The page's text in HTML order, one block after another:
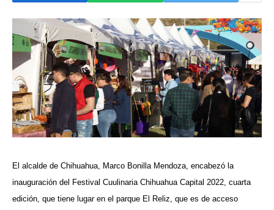
El alcalde de Chihuahua, Marco Bonilla Mendoza, encabezó la
inauguración del Festival Cuulinaria Chihuahua Capital 2022, cuarta
edición, que tiene lugar en el parque El Reliz, que es de acceso